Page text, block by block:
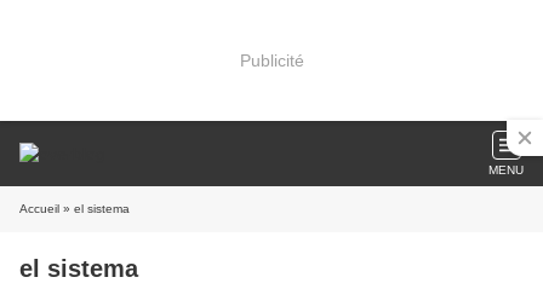
Publicité
MENU
Accueil » el sistema
el sistema